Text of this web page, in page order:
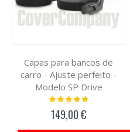
Capas para bancos de
carro - Ajuste perfeito -
Modelo SP Drive
Classificação:
149,00 €